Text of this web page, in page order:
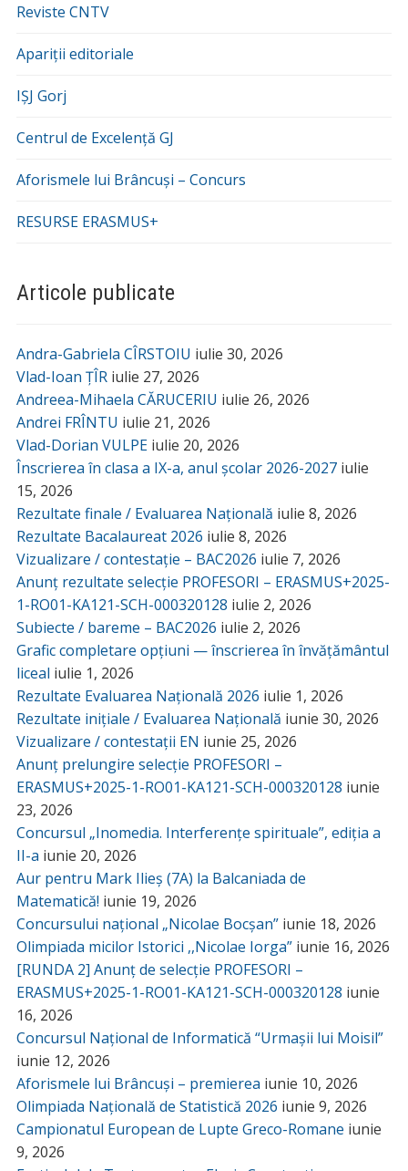
Reviste CNTV
Apariții editoriale
IȘJ Gorj
Centrul de Excelență GJ
Aforismele lui Brâncuși – Concurs
RESURSE ERASMUS+
Articole publicate
Andra-Gabriela CÎRSTOIU iulie 30, 2026
Vlad-Ioan ȚÎR iulie 27, 2026
Andreea-Mihaela CĂRUCERIU iulie 26, 2026
Andrei FRÎNTU iulie 21, 2026
Vlad-Dorian VULPE iulie 20, 2026
Înscrierea în clasa a IX-a, anul școlar 2026-2027 iulie
15, 2026
Rezultate finale / Evaluarea Națională iulie 8, 2026
Rezultate Bacalaureat 2026 iulie 8, 2026
Vizualizare / contestație – BAC2026 iulie 7, 2026
Anunț rezultate selecție PROFESORI – ERASMUS+2025-
1-RO01-KA121-SCH-000320128 iulie 2, 2026
Subiecte / bareme – BAC2026 iulie 2, 2026
Grafic completare opțiuni — înscrierea în învățământul
liceal iulie 1, 2026
Rezultate Evaluarea Națională 2026 iulie 1, 2026
Rezultate inițiale / Evaluarea Națională iunie 30, 2026
Vizualizare / contestații EN iunie 25, 2026
Anunț prelungire selecție PROFESORI –
ERASMUS+2025-1-RO01-KA121-SCH-000320128 iunie
23, 2026
Concursul „Inomedia. Interferențe spirituale”, ediția a
II-a iunie 20, 2026
Aur pentru Mark Ilieș (7A) la Balcaniada de
Matematică! iunie 19, 2026
Concursului național „Nicolae Bocșan” iunie 18, 2026
Olimpiada micilor Istorici ,,Nicolae Iorga” iunie 16, 2026
[RUNDA 2] Anunț de selecție PROFESORI –
ERASMUS+2025-1-RO01-KA121-SCH-000320128 iunie
16, 2026
Concursul Național de Informatică “Urmașii lui Moisil”
iunie 12, 2026
Aforismele lui Brâncuși – premierea iunie 10, 2026
Olimpiada Națională de Statistică 2026 iunie 9, 2026
Campionatul European de Lupte Greco-Romane iunie
9, 2026